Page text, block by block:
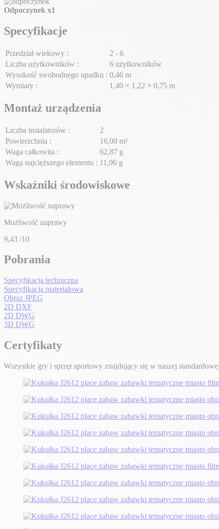
Odpoczynek x1
Specyfikacje
Przedział wiekowy :
2 - 6
Liczba użytkowników :
6 użytkowników
Wysokość swobodnego upadku : 0,46 m
Wymiary :
1,40 × 1,22 × 0,75 m
Montaż urządzenia
Liczba instalatorów :
2
Powierzchnia :
16,00 m²
Waga całkowita :
62,87 g
Waga najcięższego elementu : 11,96 g
Wskaźniki środowiskowe
Możliwość naprawy
9,43 /10
Pobrania
Specyfikacja techniczna
Specyfikacja materiałowa
Obraz JPEG
2D DXF
2D DWG
3D DWG
Certyfikaty
Wszystkie gry i sprzęt sportowy znajdujący się w naszej